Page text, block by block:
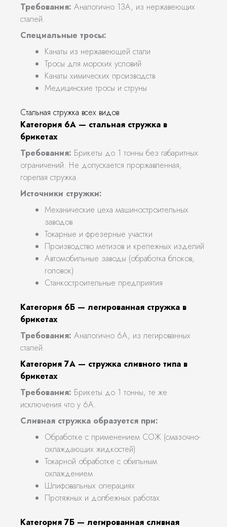
Требования: Аналогично 13А, из нержавеющих
сталей.
Специальные тросы:
Канаты из нержавеющей стали
Тросы для морских условий
Канаты химических производств
Медицинские тросы и струны
Стальная стружка всех видов
Категория 6А — стальная стружка в
брикетах
Требования: Брикеты до 1 тонны без габаритных
ограничений. Не допускается проржавленная,
горелая стружка.
Источники стружки:
Механические цеха машиностроительных
заводов
Токарные и фрезерные участки
Производство метизов и крепежных изделий
Автомобильные заводы (обработка блоков,
головок)
Станкостроительные предприятия
Категория 6Б — легированная стружка в
брикетах
Требования: Аналогично 6А, из легированных
сталей.
Категория 7А — стружка сливного типа в
брикетах
Требования: Брикеты до 1 тонны, те же
исключения что у 6А.
Сливная стружка образуется при:
Обработке с применением СОЖ (смазочно-
охлаждающих жидкостей)
Токарной обработке с обильным
охлаждением
Шлифовальных операциях
Протяжных и долбежных работах
Категория 7Б — легированная сливная